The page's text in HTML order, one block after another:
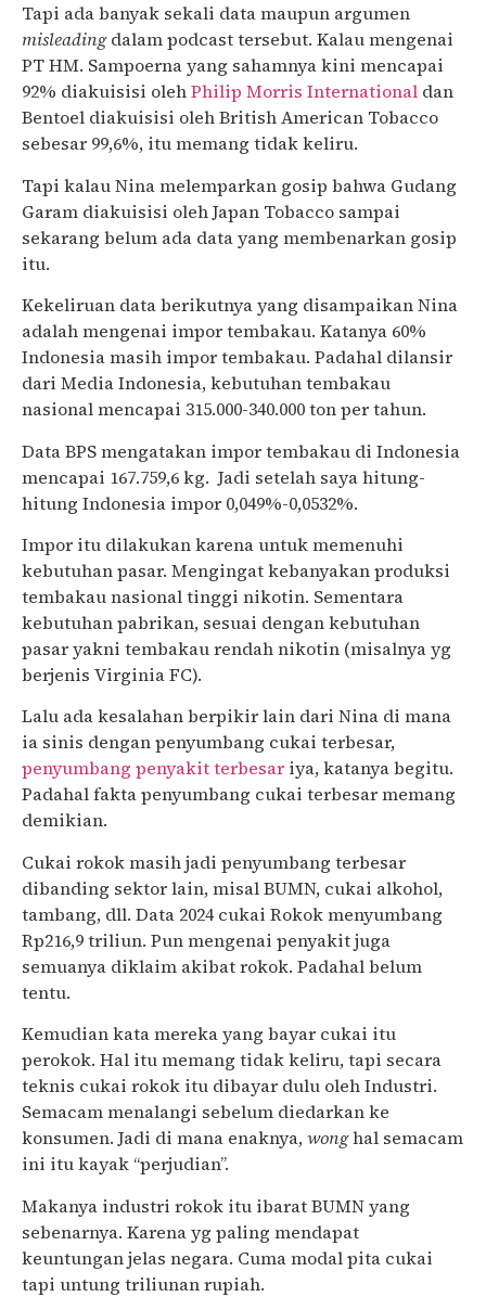
Tapi ada banyak sekali data maupun argumen
misleadingdalam podcast tersebut. Kalau mengenai
PT HM. Sampoerna yang sahamnya kini mencapai
92% diakuisisi olehPhilip Morris International dan
Bentoel diakuisisi oleh British American Tobacco
sebesar 99,6%, itu memang tidak keliru.
Tapi kalau Nina melemparkan gosip bahwa Gudang
Garam diakuisisi oleh Japan Tobacco sampai
sekarang belum ada data yang membenarkan gosip
itu.
Kekeliruan data berikutnya yang disampaikan Nina
adalah mengenai impor tembakau. Katanya 60%
Indonesia masih impor tembakau. Padahal dilansir
dari Media Indonesia, kebutuhan tembakau
nasional mencapai 315.000-340.000 ton per tahun.
Data BPS mengatakan impor tembakau di Indonesia
mencapai 167.759,6 kg. Jadi setelah saya hitung-
hitung Indonesia impor 0,049%-0,0532%.
Impor itu dilakukan karena untuk memenuhi
kebutuhan pasar. Mengingat kebanyakan produksi
tembakau nasional tinggi nikotin. Sementara
kebutuhan pabrikan, sesuai dengan kebutuhan
pasar yakni tembakau rendah nikotin (misalnya yg
berjenis Virginia FC).
Lalu ada kesalahan berpikir lain dari Nina di mana
ia sinis dengan penyumbang cukai terbesar,
penyumbang penyakit terbesar iya, katanya begitu.
Padahal fakta penyumbang cukai terbesar memang
demikian.
Cukai rokok masih jadi penyumbang terbesar
dibanding sektor lain, misal BUMN, cukai alkohol,
tambang, dll. Data 2024 cukai Rokok menyumbang
Rp216,9 triliun. Pun mengenai penyakit juga
semuanya diklaim akibat rokok. Padahal belum
tentu.
Kemudian kata mereka yang bayar cukai itu
perokok. Hal itu memang tidak keliru, tapi secara
teknis cukai rokok itu dibayar dulu oleh Industri.
Semacam menalangi sebelum diedarkan ke
konsumen. Jadi di mana enaknya,wonghal semacam
ini itu kayak “perjudian”.
Makanya industri rokok itu ibarat BUMN yang
sebenarnya. Karena yg paling mendapat
keuntungan jelas negara. Cuma modal pita cukai
tapi untung triliunan rupiah.